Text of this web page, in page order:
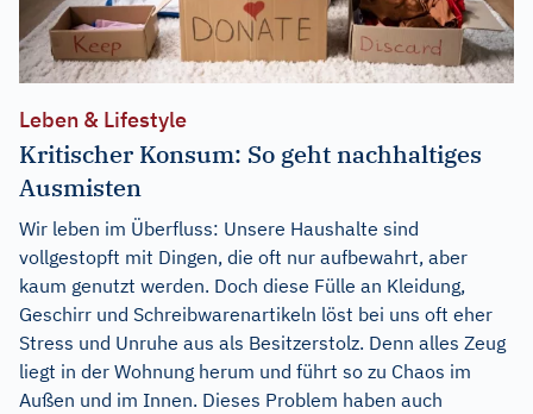
Leben & Lifestyle
Kritischer Konsum: So geht nachhaltiges
Ausmisten
Wir leben im Überfluss: Unsere Haushalte sind
vollgestopft mit Dingen, die oft nur aufbewahrt, aber
kaum genutzt werden. Doch diese Fülle an Kleidung,
Geschirr und Schreibwarenartikeln löst bei uns oft eher
Stress und Unruhe aus als Besitzerstolz. Denn alles Zeug
liegt in der Wohnung herum und führt so zu Chaos im
Außen und im Innen. Dieses Problem haben auch